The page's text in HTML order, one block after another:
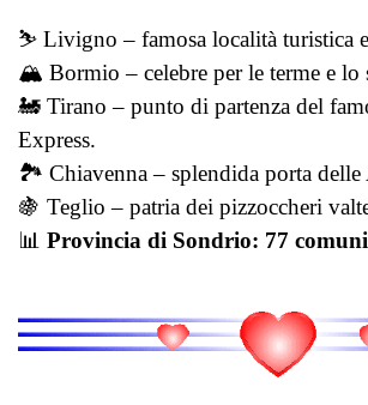
⛷️ Livigno – famosa località turistica
🏔️ Bormio – celebre per le terme e lo
🚂 Tirano – punto di partenza del
Express.
🏞️ Chiavenna – splendida porta
🍇 Teglio – patria dei pizzoccheri
📊 Provincia di Sondrio: 77 comuni